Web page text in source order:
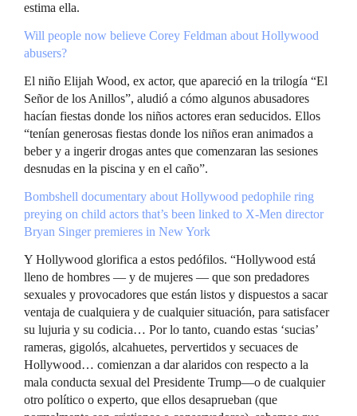
estima ella.
Will people now believe Corey Feldman about Hollywood
abusers?
El niño Elijah Wood, ex actor, que apareció en la trilogía “El
Señor de los Anillos”, aludió a cómo algunos abusadores
hacían fiestas donde los niños actores eran seducidos. Ellos
“tenían generosas fiestas donde los niños eran animados a
beber y a ingerir drogas antes que comenzaran las sesiones
desnudas en la piscina y en el caño”.
Bombshell documentary about Hollywood pedophile ring
preying on child actors that’s been linked to X-Men director
Bryan Singer premieres in New York
Y Hollywood glorifica a estos pedófilos. “Hollywood está
lleno de hombres — y de mujeres — que son predadores
sexuales y provocadores que están listos y dispuestos a sacar
ventaja de cualquiera y de cualquier situación, para satisfacer
su lujuria y su codicia… Por lo tanto, cuando estas ‘sucias’
rameras, gigolós, alcahuetes, pervertidos y secuaces de
Hollywood… comienzan a dar alaridos con respecto a la
mala conducta sexual del Presidente Trump—o de cualquier
otro político o experto, que ellos desaprueban (que